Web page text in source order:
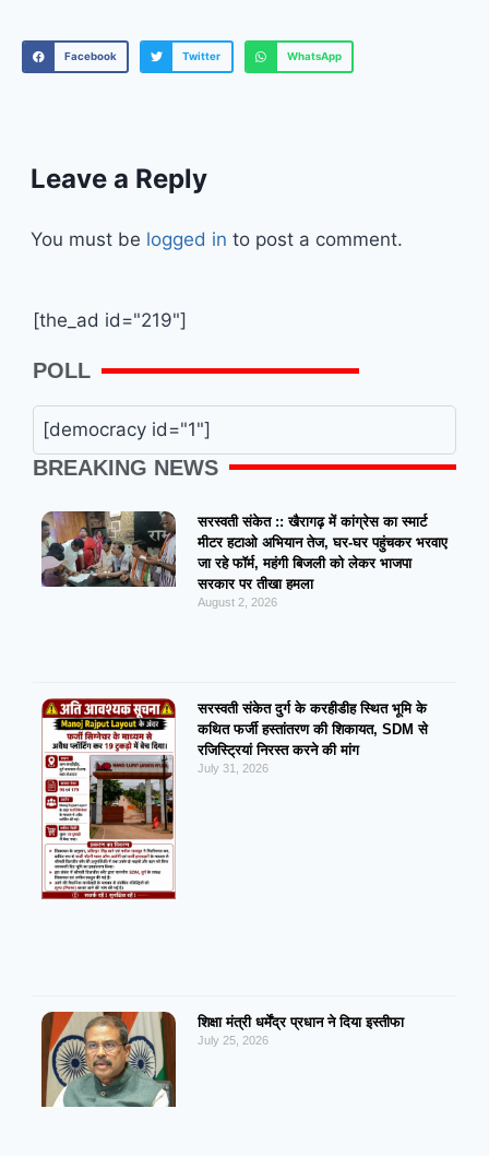
Facebook Twitter WhatsApp
Leave a Reply
You must be logged in to post a comment.
[the_ad id="219"]
POLL
[democracy id="1"]
BREAKING NEWS
सरस्वती संकेत :: खैरागढ़ में कांग्रेस का स्मार्ट
मीटर हटाओ अभियान तेज, घर-घर पहुंचकर भरवाए
जा रहे फॉर्म, महंगी बिजली को लेकर भाजपा
सरकार पर तीखा हमला
August 2, 2026
सरस्वती संकेत दुर्ग के करहीडीह स्थित भूमि के
कथित फर्जी हस्तांतरण की शिकायत, SDM से
रजिस्ट्रियां निरस्त करने की मांग
July 31, 2026
शिक्षा मंत्री धर्मेंद्र प्रधान ने दिया इस्तीफा
July 25, 2026